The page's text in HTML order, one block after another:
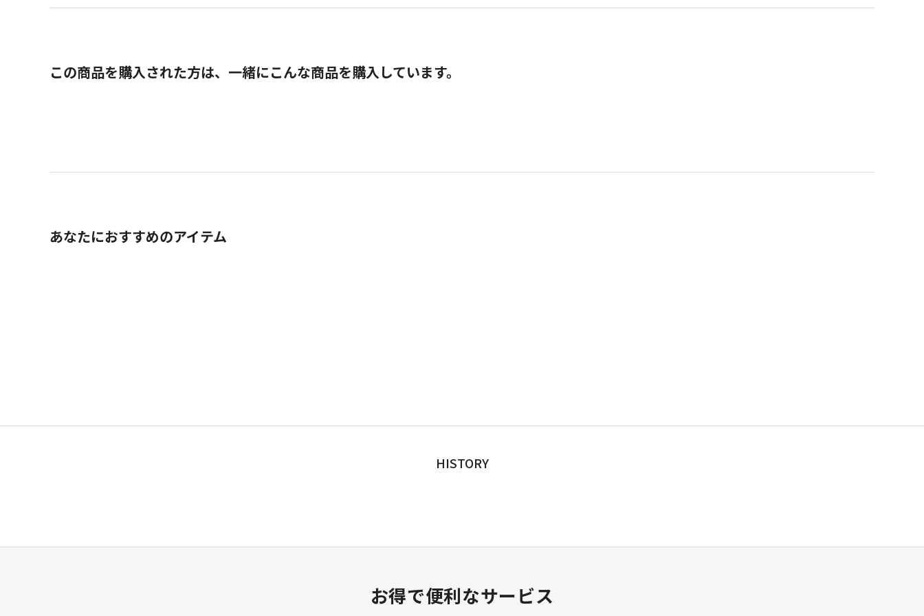
この商品を購入された方は、一緒にこんな商品を購入しています。
あなたにおすすめのアイテム
HISTORY
お得で便利なサービス